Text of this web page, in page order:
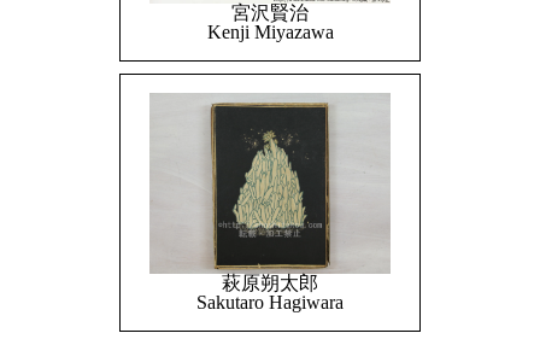
宮沢賢治
Kenji Miyazawa
萩原朔太郎
Sakutaro Hagiwara